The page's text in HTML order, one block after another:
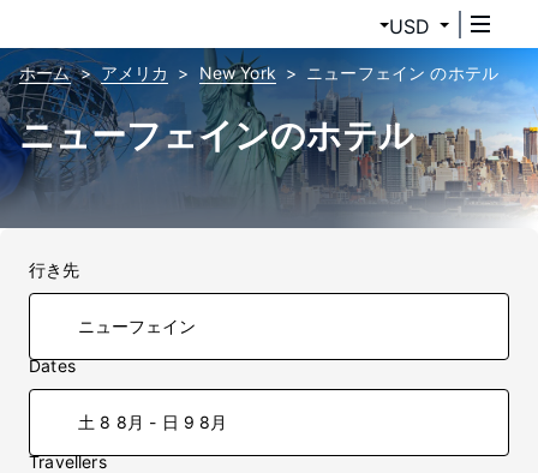
USD
ホーム アメリカ New York ニューフェイン のホテル
ニューフェインのホテル
行き先
Dates
土 8 8月 - 日 9 8月
Travellers